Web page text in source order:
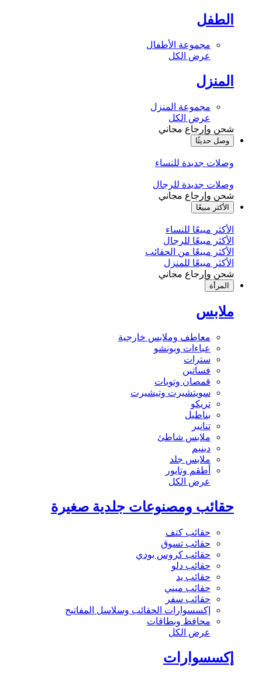
الطفل
مجموعة الأطفال
عرض الكل
المنزل
مجموعة المنزل
عرض الكل
شحن وإرجاع مجاني
وصل حديثًا
وصلات جديدة للنساء
وصلات جديدة للرجال
شحن وإرجاع مجاني
الأكثر مبيعًا
الأكثر مبيعًا للنساء
الأكثر مبيعًا للرجال
الأكثر مبيعًا من الحقائب
الأكثر مبيعًا للمنزل
شحن وإرجاع مجاني
المرأة
ملابس
معاطف وملابس خارجية
عباءات وبونشو
سترات
فساتين
قمصان وتوبات
سويتشيرت وتيشيرت
تريكو
بناطيل
تنانير
ملابس شاطئ
دينيم
ملابس جلد
أطقم وتايور
عرض الكل
حقائب ومصنوعات جلدية صغيرة
حقائب كتف
حقائب تسوق
حقائب كروس بودي
حقائب دلو
حقائب يد
حقائب ميني
حقائب سفر
إكسسوارات الحقائب وسلاسل المفاتيح
محافظ وبطاقات
عرض الكل
إكسسوارات